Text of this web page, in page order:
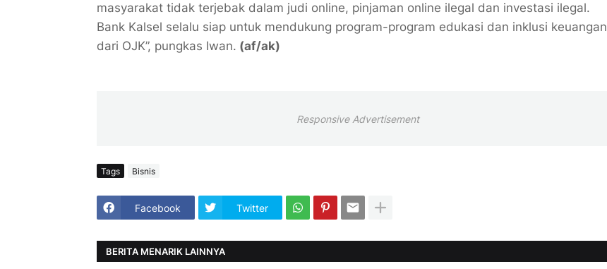
masyarakat tidak terjebak dalam judi online, pinjaman online ilegal dan investasi ilegal.
Bank Kalsel selalu siap untuk mendukung program-program edukasi dan inklusi keuangan
dari OJK”, pungkas Iwan. (af/ak)
Responsive Advertisement
Tags Bisnis
Facebook Twitter
BERITA MENARIK LAINNYA